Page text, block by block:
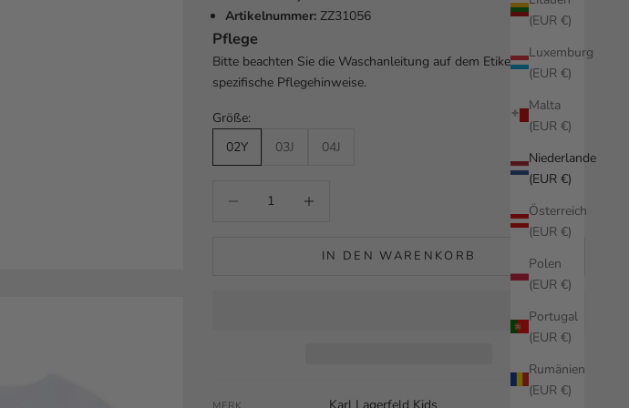
(EUR €)
Luxemburg
(EUR €)
Malta
(EUR €)
Niederlande
(EUR €)
Österreich
(EUR €)
Polen
(EUR €)
Portugal
(EUR €)
Rumänien
(EUR €)
Artikelnummer: ZZ31056
Pflege
Bitte beachten Sie die Waschanleitung auf dem Etikett für
spezifische Pflegehinweise.
Größe:
02Y
03J 04J
IN DEN WARENKORB